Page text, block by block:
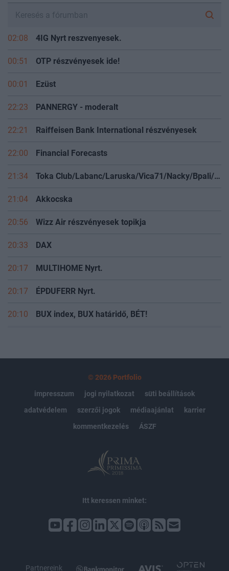
02:08 4IG Nyrt reszvenyesek.
00:51 OTP részvényesek ide!
00:01 Ezüst
22:23 PANNERGY - moderalt
22:21 Raiffeisen Bank International részvényesek
22:00 Financial Forecasts
21:34 Toka Club/Labanc/Laruska/Vica71/Nacky/Bpali/Oldrider/Josefernando/Mcbull/Kawaszabi
21:04 Akkocska
20:56 Wizz Air részvényesek topikja
20:33 DAX
20:17 MULTIHOME Nyrt.
20:17 ÉPDUFERR Nyrt.
20:10 BUX index, BUX határidő, BÉT!
© 2026 Portfolio
impresszum
jogi nyilatkozat
süti beállítások
adatvédelem
szerzői jogok médiaajánlat
karrier
kommentkezelés
ÁSZF
Itt keressen minket:
Partnereink